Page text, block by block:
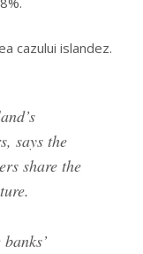
cazului islandez.
says the
share the